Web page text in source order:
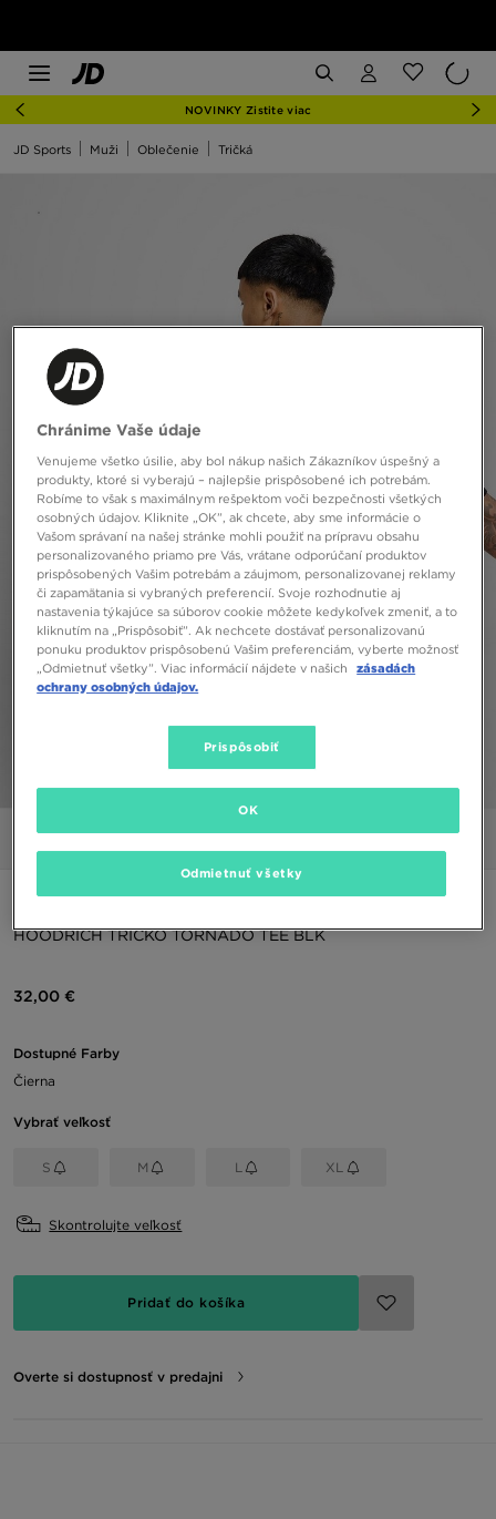
NOVINKY Zistite viac
JD Sports Muži Oblečenie Tričká
ONLY AT JD
HOODRICH TRIČKO TORNADO TEE BLK
32,00 €
Dostupné Farby
Čierna
Vybrať veľkosť
S M L XL
Skontrolujte veľkosť
Pridať do košíka
Overte si dostupnosť v predajni
Chránime Vaše údaje
Venujeme všetko úsilie, aby bol nákup našich Zákazníkov úspešný a
produkty, ktoré si vyberajú – najlepšie prispôsobené ich potrebám.
Robíme to však s maximálnym rešpektom voči bezpečnosti všetkých
osobných údajov. Kliknite „OK”, ak chcete, aby sme informácie o
Vašom správaní na našej stránke mohli použiť na prípravu obsahu
personalizovaného priamo pre Vás, vrátane odporúčaní produktov
prispôsobených Vašim potrebám a záujmom, personalizovanej reklamy
či zapamätania si vybraných preferencií. Svoje rozhodnutie aj
nastavenia týkajúce sa súborov cookie môžete kedykoľvek zmeniť, a to
kliknutím na „Prispôsobiť”. Ak nechcete dostávať personalizovanú
ponuku produktov prispôsobenú Vašim preferenciám, vyberte možnosť
„Odmietnuť všetky”. Viac informácií nájdete v našich
zásadách
ochrany osobných údajov.
Prispôsobiť
Odmietnuť všetky
OK